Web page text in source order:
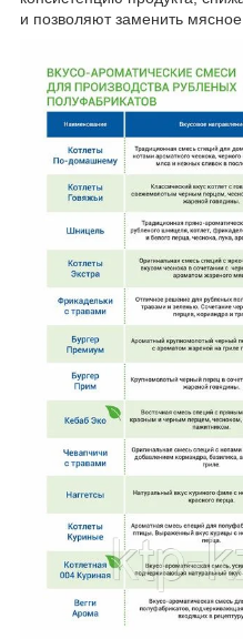
и позволяют заменить